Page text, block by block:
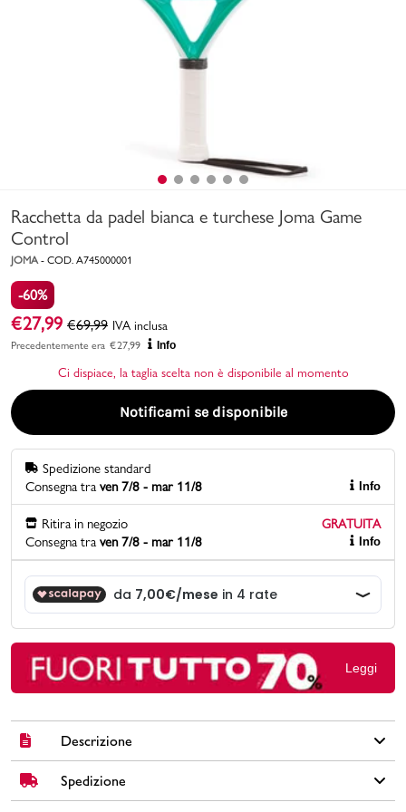
Bambino
Valigie
Marchi
Accedi | Registrati
Promo & News
negozi
contatti
pcard
Gift card
Racchetta da padel bianca e turchese Joma Game
Control
JOMA - COD. A745000001
-60%
€27,99 €69,99 IVA inclusa
Precedentemente era €27,99 Info
Ci dispiace, la taglia scelta non è disponibile al momento
Notificami se disponibile
Spedizione standard
Consegna tra ven 7/8 - mar 11/8 Info
Ritira in negozio
GRATUITA
Consegna tra ven 7/8 - mar 11/8 Info
Leggi
Descrizione
Per giocatori alle prime armi che hanno quindi bisogno di una
racchetta agile, facile nel controllo. Per la sua forma “rotonda”
Spedizione